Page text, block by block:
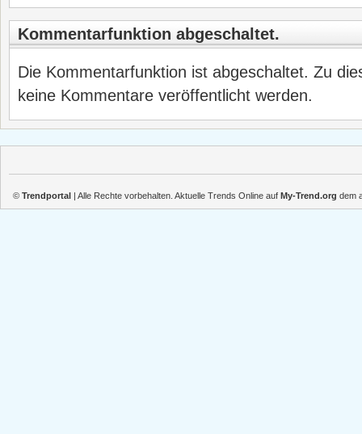
Kommentarfunktion abgeschaltet.
Die Kommentarfunktion ist abgeschaltet. Zu
keine Kommentare veröffentlicht werden.
© Trendportal | Alle Rechte vorbehalten. Aktuelle Trends Online auf My-Trend.org dem